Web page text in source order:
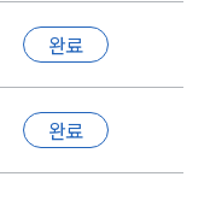
완료
완료